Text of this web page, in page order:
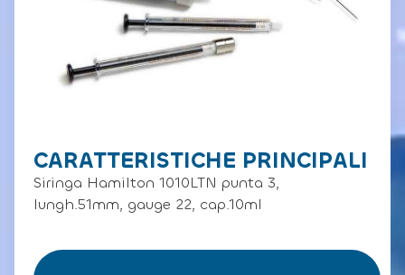
CARATTERISTICHE PRINCIPALI
Siringa Hamilton 1010LTN punta 3,
lungh.51mm, gauge 22, cap.10ml